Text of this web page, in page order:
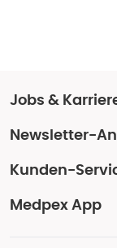
Jobs &
Newsletter-
Kunden-
Medpex App